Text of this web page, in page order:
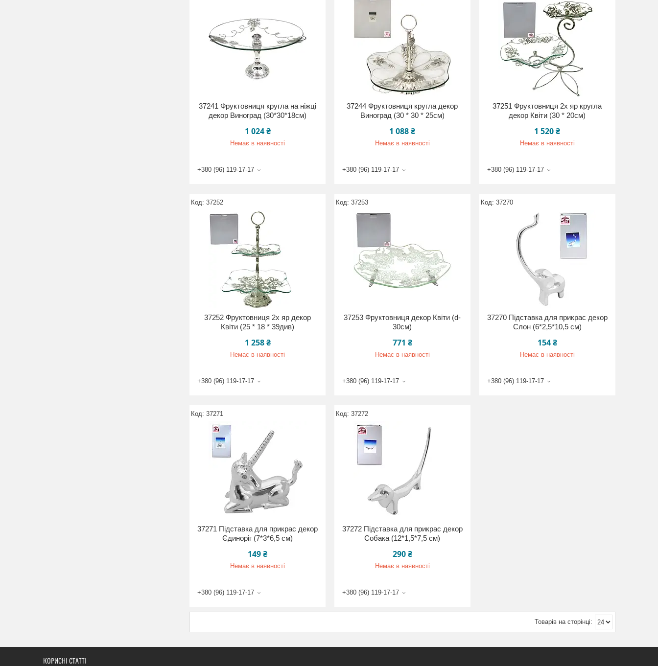
37241 Фруктовниця кругла на ніжці
декор Виноград (30*30*18см)
1 024 ₴
Немає в наявності
+380 (96) 119-17-17
37244 Фруктовниця кругла декор
Виноград (30 * 30 * 25см)
1 088 ₴
Немає в наявності
+380 (96) 119-17-17
37251 Фруктовниця 2х яр кругла
декор Квіти (30 * 20см)
1 520 ₴
Немає в наявності
+380 (96) 119-17-17
37252
37252 Фруктовниця 2х яр декор
Квіти (25 * 18 * 39див)
1 258 ₴
Немає в наявності
+380 (96) 119-17-17
37253
37253 Фруктовниця декор Квіти (d-
30см)
771 ₴
Немає в наявності
+380 (96) 119-17-17
37270
37270 Підставка для прикрас декор
Слон (6*2,5*10,5 см)
154 ₴
Немає в наявності
+380 (96) 119-17-17
37271
37271 Підставка для прикрас декор
Єдиноріг (7*3*6,5 см)
149 ₴
Немає в наявності
+380 (96) 119-17-17
37272
37272 Підставка для прикрас декор
Собака (12*1,5*7,5 см)
290 ₴
Немає в наявності
+380 (96) 119-17-17
КОРИСНІ СТАТТІ